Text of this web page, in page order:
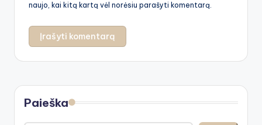
naujo, kai kitą kartą vėl norėsiu parašyti komentarą.
Paieška